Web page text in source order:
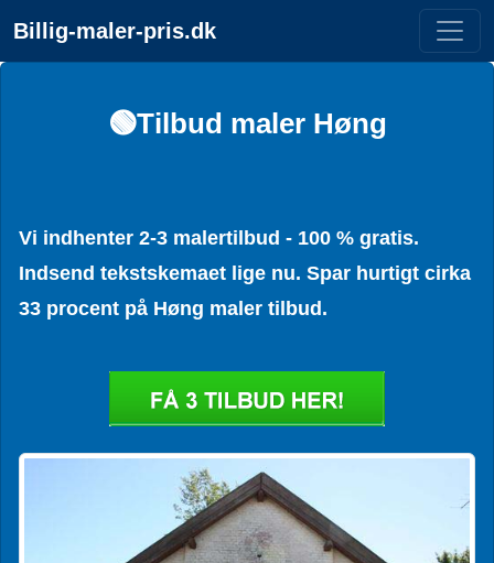
Billig-maler-pris.dk
🟢Tilbud maler Høng
Vi indhenter 2-3 malertilbud - 100 % gratis.
Indsend tekstskemaet lige nu. Spar hurtigt cirka
33 procent på Høng maler tilbud.